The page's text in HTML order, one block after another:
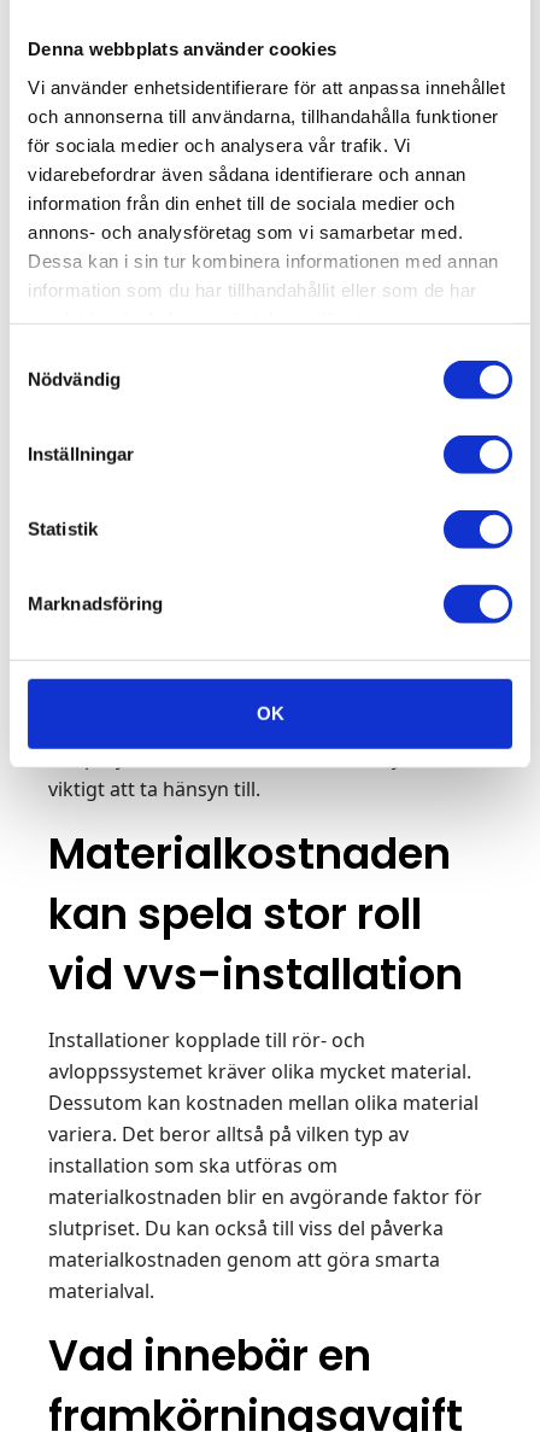
Denna webbplats använder cookies
Vi använder enhetsidentifierare för att anpassa innehållet
och annonserna till användarna, tillhandahålla funktioner
för sociala medier och analysera vår trafik. Vi
vidarebefordrar även sådana identifierare och annan
information från din enhet till de sociala medier och
annons- och analysföretag som vi samarbetar med.
Dessa kan i sin tur kombinera informationen med annan
information som du har tillhandahållit eller som de har
Nödvändig
Inställningar
Statistik
Marknadsföring
OK
pris till skillnad mot rörligt pris när du anlitar
rörmokare? Vi listar dem nedan.
För- & nackdelar med fast pris när du anlitar
rörmokare
Du vet i förväg vad installationen kommer
att kosta
Slutpriset blir ofta högre än vid löpande
räkning då hantverkaren behöver ta höjd
För- & nackdelar med timpris när du anlitar
Du behöver endast betala för det arbete
Det är enklare att göra förändringar under
Du vet inte i förväg vad slutpriset kommer
att bli
Vilket alternativ som är bäst beror helt enkelt på
ditt projekt, din situation och vad du tycker är
viktigt att ta hänsyn till.
Materialkostnaden
kan spela stor roll
vid vvs-installation
Installationer kopplade till rör- och
avloppssystemet kräver olika mycket material.
Dessutom kan kostnaden mellan olika material
variera. Det beror alltså på vilken typ av
installation som ska utföras om
materialkostnaden blir en avgörande faktor för
slutpriset. Du kan också till viss del påverka
materialkostnaden genom att göra smarta
materialval.
Vad innebär en
framkörningsavgift